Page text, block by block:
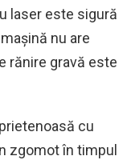
laser este sigură
nu are
rănire gravă este
cu
zgomot în timpul